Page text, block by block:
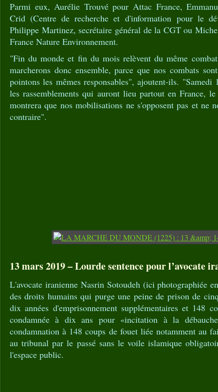
Parmi eux, Aurélie Trouvé pour Attac France,
Crid (Centre de recherche et d'information pour le
Philippe Martinez, secrétaire général de la CGT ou
France Nature Environnement.
"Fin du monde et fin du mois relèvent du même
marcherons donc ensemble, parce que nos combats
pointons les mêmes responsables", ajoutent-ils. "Samedi
les rassemblements qui auront lieu partout en France,
montrera que nos mobilisations ne s'opposent pas et ne
contraire".
13 mars 2019 – Lourde sentence pour l’avocate
L'avocate iranienne Nasrin Sotoudeh (ici photographiée
des droits humains qui purge une peine de prison de
dix années d'emprisonnement supplémentaires et 148
condamnée à dix ans pour «incitation à la
condamnation à 148 coups de fouet liée notamment au
au tribunal par le passé sans le voile islamique
l'espace public.